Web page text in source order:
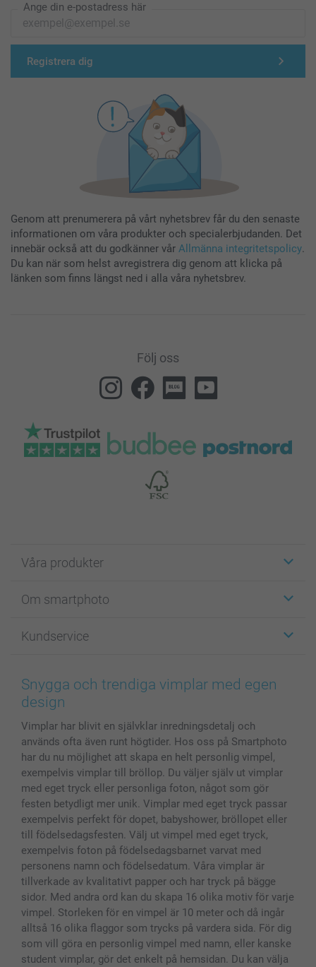
Ange din e-postadress här
Registrera dig
Genom att prenumerera på vårt nyhetsbrev får du den senaste
informationen om våra produkter och specialerbjudanden. Det
innebär också att du godkänner vår Allmänna integritetspolicy.
Du kan när som helst avregistrera dig genom att klicka på
länken som finns längst ned i alla våra nyhetsbrev.
Följ oss
Våra produkter
Fotokort
Fotoböcker
Bilder, Fotoförstoring & Fotohäften
Skal till Mobil & Surfplatta
Fotoalmanackor & Fotoagenda
Fotoramar & Tillbehör
Presentkort
Alla fotoprodukter
Om smartphoto
För affiliates
Cookie Policy
Sitemap
Investor Relations
Kundservice
smartgaranti
smartbonus
Status på beställningar
Snygga och trendiga vimplar med egen
design
Vimplar har blivit en självklar inredningsdetalj och
används ofta även runt högtider. Hos oss på Smartphoto
har du nu möjlighet att skapa en helt personlig vimpel,
exempelvis vimplar till bröllop. Du väljer själv ut vimplar
med eget tryck eller personliga foton, något som gör
festen betydligt mer unik. Vimplar med eget tryck passar
exempelvis perfekt för dopet, babyshower, bröllopet eller
till födelsedagsfesten. Välj ut vimpel med eget tryck,
exempelvis foton på födelsedagsbarnet varvat med
personens namn och födelsedatum. Våra vimplar är
tillverkade av kvalitativt papper och har tryck på bägge
sidor. Med andra ord kan du skapa 16 olika motiv för varje
vimpel. Storleken för en vimpel är 10 meter och då ingår
alltså 16 olika flaggor som trycks på vardera sida. För dig
som vill göra en personlig vimpel med namn, eller kanske
student vimplar, gör det enkelt på hemsidan. Du kan välja